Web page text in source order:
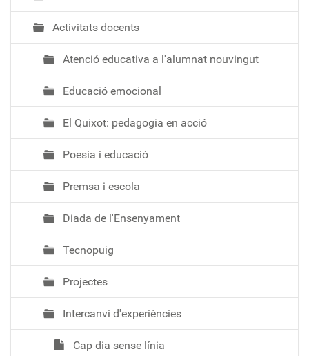
Activitats docents
Atenció educativa a l'alumnat nouvingut
Educació emocional
El Quixot: pedagogia en acció
Poesia i educació
Premsa i escola
Diada de l'Ensenyament
Tecnopuig
Projectes
Intercanvi d'experiències
Cap dia sense línia